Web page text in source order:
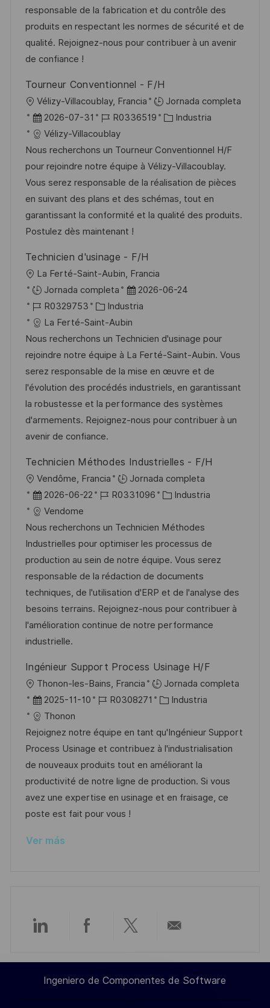
ó
n
e
p
u
i
c
a
i
ó
n
m
p
l
e
o
r
í
responsable de la fabrication et du contrôle des
produits en respectant les normes de sécurité et de
qualité. Rejoignez-nous pour contribuer à un avenir
de confiance !
Tourneur Conventionnel - F/H
U
b
c
a
c
i
ó
n
Vélizy-Villacoublay, Francia
Jornada completa
F
e
c
h
a
d
e
p
b
l
i
c
a
c
i
ó
n
2026-07-31
I
D
d
e
e
m
p
l
o
R0336519
C
t
e
g
o
r
Industria
Vélizy-Villacoublay
Nous recherchons un Tourneur Conventionnel H/F
pour rejoindre notre équipe à Vélizy-Villacoublay.
Vous serez responsable de la réalisation de pièces
en suivant des plans et des schémas, tout en
garantissant la conformité et la qualité des produits.
Postulez dès maintenant !
Technicien d'usinage - F/H
U
b
c
a
c
i
ó
n
La Ferté-Saint-Aubin, Francia
Jornada completa
F
e
c
h
a
d
e
p
u
c
a
i
ó
n
2026-06-24
I
D
d
e
e
m
p
l
e
R0329753
C
a
t
e
g
o
r
í
a
Industria
La Ferté-Saint-Aubin
Nous recherchons un Technicien d'usinage pour
rejoindre notre équipe à La Ferté-Saint-Aubin. Vous
serez responsable de la mise en œuvre et de
l'évolution des procédés industriels, en garantissant
la robustesse et la performance des systèmes
d'armements. Rejoignez-nous pour contribuer à un
avenir de confiance.
Technicien Méthodes Industrielles - F/H
U
b
c
a
c
i
ó
n
Vendôme, Francia
Jornada completa
F
e
c
h
a
d
e
p
u
b
i
c
a
c
i
ó
n
2026-06-22
I
d
e
e
m
p
l
e
R0331096
C
t
e
g
o
r
í
a
Industria
Vendome
Nous recherchons un Technicien Méthodes
Industrielles pour optimiser les processus de
production au sein de notre équipe. Vous serez
responsable de la rédaction de documents
techniques, de l'utilisation d'ERP et de l'analyse des
besoins terrains. Rejoignez-nous pour contribuer à
l'amélioration continue de notre performance
industrielle.
Ingénieur Support Process Usinage H/F
U
b
c
a
c
i
ó
n
Thonon-les-Bains, Francia
Jornada completa
F
e
c
h
a
d
e
p
b
2025-11-10
I
d
e
e
m
p
l
R0308271
C
t
e
g
o
r
Industria
Thonon
Rejoignez notre équipe en tant qu'Ingénieur Support
Process Usinage et contribuez à l'industrialisation
de nouveaux produits tout en améliorant la
productivité de notre ligne de production. Si vous
avez une expertise en usinage et en fraisage, ce
poste est fait pour vous !
Ver más
Compartir
a
través
Compartir
a
través
Compartir
a
través
por
correo
Ingeniero de Componentes de Software